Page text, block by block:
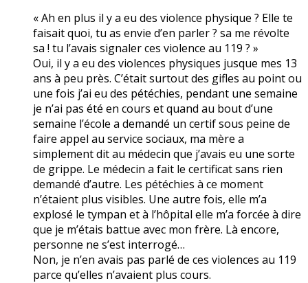
« Ah en plus il y a eu des violence physique ? Elle te
faisait quoi, tu as envie d’en parler ? sa me révolte
sa ! tu l’avais signaler ces violence au 119 ? »
Oui, il y a eu des violences physiques jusque mes 13
ans à peu près. C’était surtout des gifles au point ou
une fois j’ai eu des pétéchies, pendant une semaine
je n’ai pas été en cours et quand au bout d’une
semaine l’école a demandé un certif sous peine de
faire appel au service sociaux, ma mère a
simplement dit au médecin que j’avais eu une sorte
de grippe. Le médecin a fait le certificat sans rien
demandé d’autre. Les pétéchies à ce moment
n’étaient plus visibles. Une autre fois, elle m’a
explosé le tympan et à l’hôpital elle m’a forcée à dire
que je m’étais battue avec mon frère. Là encore,
personne ne s’est interrogé…
Non, je n’en avais pas parlé de ces violences au 119
parce qu’elles n’avaient plus cours.